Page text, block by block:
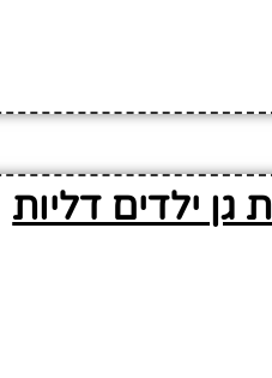
גן ילדים דליות